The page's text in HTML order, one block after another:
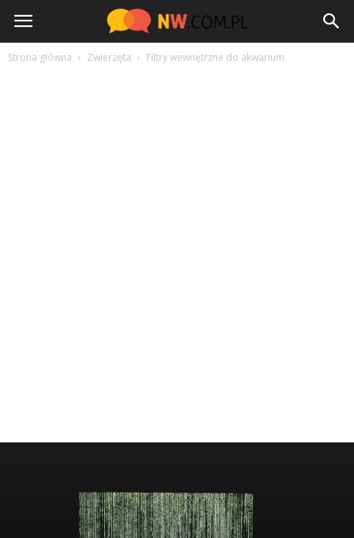
NW.com.pl
Strona główna Zwierzęta Filtry wewnętrzne do akwarium